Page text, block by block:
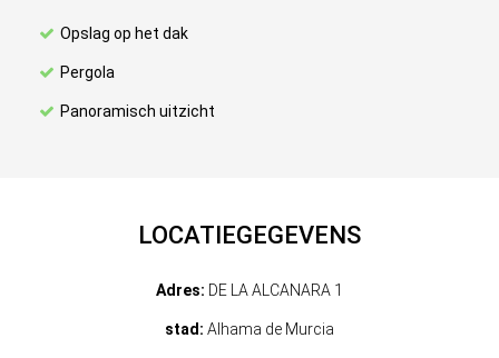
Opslag op het dak
Pergola
Panoramisch uitzicht
LOCATIEGEGEVENS
Adres: DE LA ALCANARA 1
stad: Alhama de Murcia